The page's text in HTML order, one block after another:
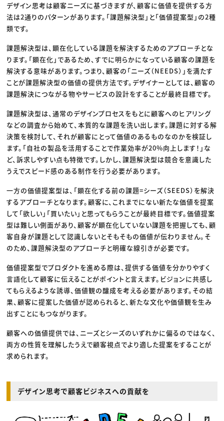
デザイン思考は顧客ニーズに基づきますが、顧客に価値を提供する方
法は2通りのパターンがあります。「課題解決型」と「価値提案型」の2種
類です。
課題解決型は、顕在化している課題を解決するためのアプローチとな
ります。「顕在化」であるため、すでに明らかになっている顧客の課題を
解決する意味があります。つまり、顧客の「ニーズ（NEEDS）」を満たす
ことが課題解決型の価値の提供方法です。デザイナーとしては、顧客の
課題解決につながる物やサービスの設計をすることが最終目標です。
課題解決型は、通常のデザインプロセスをもとに顧客へのヒアリング
などの調査から始めて、本質的な課題を洗い出します。課題に対する解
決策を検討して、それが顧客にとって価値のあるものなのかを検証し
ます。「自社の製品を活用することで作業効率が20%向上します！」な
ど、訴求しやすい点も特徴です。しかし、課題解決型は競合を意識した
うえでスピード感のある制作を行う必要があります。
一方の価値提案型は、「顕在化する前の課題=シーズ（SEEDS）を解決
するアプローチとなります。顧客に、これまでにない新たな価値を提案
して「欲しい」「買いたい」と思ってもらうことが最終目標です。価値提案
型は難しい側面があり、顧客が顕在化していない課題を把握しても、顧
客自身が課題として認識しないとそもそもの価値が伝わりません。そ
のため、課題解決型のアプローチと明確な線引きが必要です。
価値提案型でプロダクトを進める際は、提供する価値を分かりやすく
言語化して顧客に伝えることがポイントと言えます。ビジョンに共感し
てもらえるような誘導、価値観の醸成を考える必要があります。その結
果、顧客に提案した価値が認められると、新たな文化や価値観を生み
出すことにもつながります。
顧客への価値提供では、ニーズとシーズのいずれかに偏るのではなく、
両方の性質を理解したうえで顧客視点でより適した提案をすることが
求められます。
デザイン思考で顧客ビジネスへの貢献を